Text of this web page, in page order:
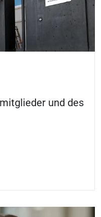
und des